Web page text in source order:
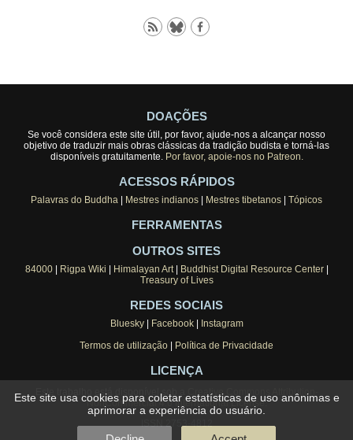
DOAÇÕES
Se você considera este site útil, por favor, ajude-nos a alcançar nosso
objetivo de traduzir mais obras clássicas da tradição budista e torná-las
disponíveis gratuitamente. Por favor, apoie-nos no Patreon.
ACESSOS RÁPIDOS
Palavras do Buddha | Mestres indianos | Mestres tibetanos | Tópicos
FERRAMENTAS
OUTROS SITES
84000| Rigpa Wiki | Himalayan Art| Buddhist Digital Resource Center|
Treasury of Lives
REDES SOCIAIS
Bluesky| Facebook| Instagram
Termos de utilização | Política de Privacidade
LICENÇA
Este trabalho está disponível sob a
Creative Commons Attribution-
NonCommercial 4.0 International License.
ISSN 2753-4812
Este site usa cookies para coletar estatísticas de uso anônimas e
aprimorar a experiência do usuário.